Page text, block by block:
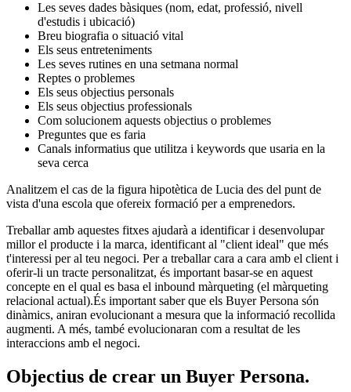
Les seves dades bàsiques (nom, edat, professió, nivell
d'estudis i ubicació)
Breu biografia o situació vital
Els seus entreteniments
Les seves rutines en una setmana normal
Reptes o problemes
Els seus objectius personals
Els seus objectius professionals
Com solucionem aquests objectius o problemes
Preguntes que es faria
Canals informatius que utilitza i keywords que usaria en la
seva cerca
Analitzem el cas de la figura hipotètica de Lucia des del punt de
vista d'una escola que ofereix formació per a emprenedors.
Treballar amb aquestes fitxes ajudarà a identificar i desenvolupar
millor el producte i la marca, identificant al "client ideal" que més
t'interessi per al teu negoci. Per a treballar cara a cara amb el client i
oferir-li un tracte personalitzat, és important basar-se en aquest
concepte en el qual es basa el inbound màrqueting (el màrqueting
relacional actual).És important saber que els Buyer Persona són
dinàmics, aniran evolucionant a mesura que la informació recollida
augmenti. A més, també evolucionaran com a resultat de les
interaccions amb el negoci.
Objectius de crear un Buyer Persona.